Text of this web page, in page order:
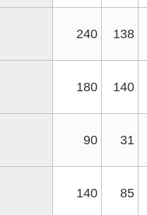
240 138
180 140
90 31
140 85